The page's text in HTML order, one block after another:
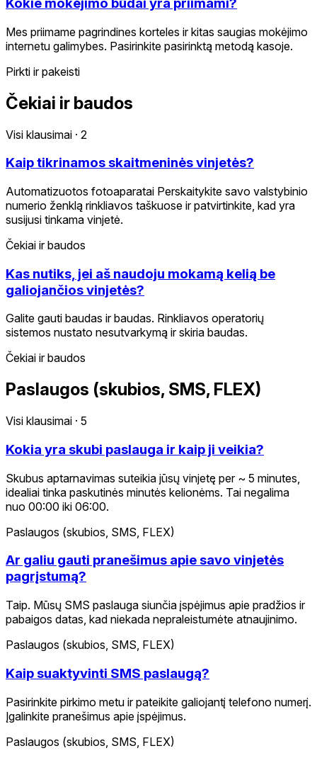
Mes priimame pagrindines korteles ir kitas saugias mokėjimo
internetu galimybes. Pasirinkite pasirinktą metodą kasoje.
Pirkti ir pakeisti
Čekiai ir baudos
Visi klausimai · 2
Kaip tikrinamos skaitmeninės vinjetės?
Automatizuotos fotoaparatai Perskaitykite savo valstybinio
numerio ženklą rinkliavos taškuose ir patvirtinkite, kad yra
susijusi tinkama vinjetė.
Čekiai ir baudos
Kas nutiks, jei aš naudoju mokamą kelią be
galiojančios vinjetės?
Galite gauti baudas ir baudas. Rinkliavos operatorių
sistemos nustato nesutvarkymą ir skiria baudas.
Čekiai ir baudos
Paslaugos (skubios, SMS, FLEX)
Visi klausimai · 5
Kokia yra skubi paslauga ir kaip ji veikia?
Skubus aptarnavimas suteikia jūsų vinjetę per ~ 5 minutes,
idealiai tinka paskutinės minutės kelionėms. Tai negalima
nuo 00:00 iki 06:00.
Paslaugos (skubios, SMS, FLEX)
Ar galiu gauti pranešimus apie savo vinjetės
pagrįstumą?
Taip. Mūsų SMS paslauga siunčia įspėjimus apie pradžios ir
pabaigos datas, kad niekada nepraleistumėte atnaujinimo.
Paslaugos (skubios, SMS, FLEX)
Kaip suaktyvinti SMS paslaugą?
Pasirinkite pirkimo metu ir pateikite galiojantį telefono numerį.
Įgalinkite pranešimus apie įspėjimus.
Paslaugos (skubios, SMS, FLEX)